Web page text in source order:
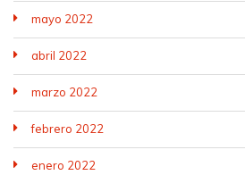
mayo 2022
abril 2022
marzo 2022
febrero 2022
enero 2022